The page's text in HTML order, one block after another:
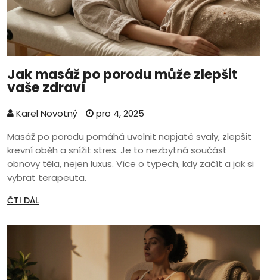
Jak masáž po porodu může zlepšit
vaše zdraví
Karel Novotný
pro 4, 2025
Masáž po porodu pomáhá uvolnit napjaté svaly, zlepšit
krevní oběh a snížit stres. Je to nezbytná součást
obnovy těla, nejen luxus. Více o typech, kdy začít a jak si
vybrat terapeuta.
ČTI DÁL